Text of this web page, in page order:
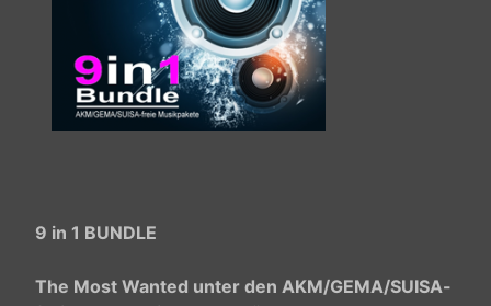
9 in 1 BUNDLE
The Most Wanted unter den AKM/GEMA/SUISA-